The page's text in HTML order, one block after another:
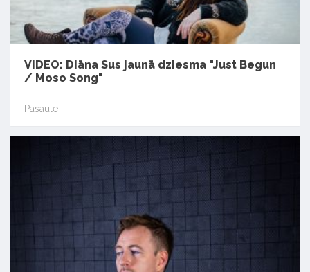
VIDEO: Diāna Sus jaunā dziesma "Just Begun
/ Moso Song"
Pasaulē